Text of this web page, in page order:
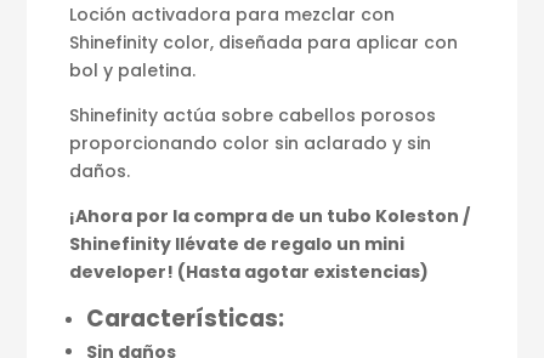
Loción activadora para mezclar con
Shinefinity color, diseñada para aplicar con
bol y paletina.
Shinefinity actúa sobre cabellos porosos
proporcionando color sin aclarado y sin
daños.
¡Ahora por la compra de un tubo Koleston /
Shinefinity llévate de regalo un mini
developer! (Hasta agotar existencias)
Características:
Sin daños